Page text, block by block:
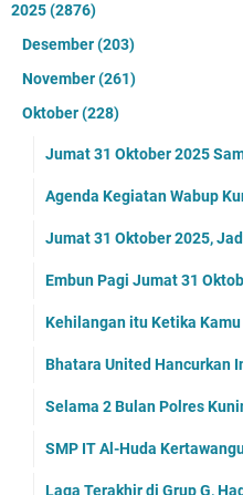
2025(2876)
Desember(203)
November(261)
Oktober(228)
Jumat 31 Oktober 2025
Agenda Kegiatan Wabup
Jumat 31 Oktober 2025,
Embun Pagi Jumat 31
Kehilangan itu Ketika
Bhatara United Hancurkan
Selama 2 Bulan Polres
SMP IT Al-Huda
Laga Terakhir di Grup G,